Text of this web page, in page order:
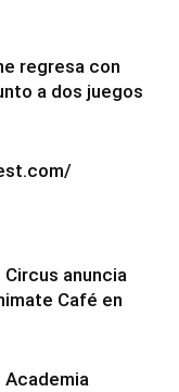
regresa con
a dos juegos
anuncia
Café en
Academia